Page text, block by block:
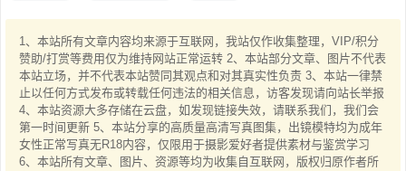
1、本站所有文章内容均来源于互联网，我站仅作收集整理，VIP/积分
赞助/打赏等费用仅为维持网站正常运转 2、本站部分文章、图片不代表
本站立场，并不代表本站赞同其观点和对其真实性负责 3、本站一律禁
止以任何方式发布或转载任何违法的相关信息，访客发现请向站长举报
4、本站资源大多存储在云盘，如发现链接失效，请联系我们，我们会
第一时间更新 5、本站分享的高质量高清写真图集，出镜模特均为成年
女性正常写真无R18内容，仅限用于摄影爱好者提供素材与鉴赏学习
6、本站所有文章、图片、资源等均为收集自互联网，版权归原作者所